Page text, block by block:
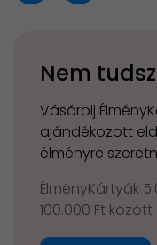
Nem
Vásárolj
ajándékozott
élményre
ÉlményKártyák
100.000 Ft között